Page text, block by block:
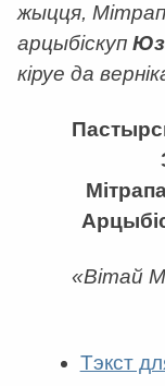
жыцця,
арцыбіскуп
кіруе да
«Вітай
Тэкст